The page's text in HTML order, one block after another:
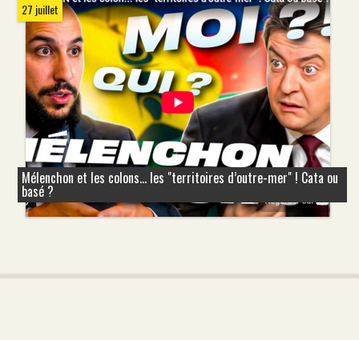
27 juillet
Mélenchon et les colons... les "territoires d’outre-mer" ! Cata ou
basé ?